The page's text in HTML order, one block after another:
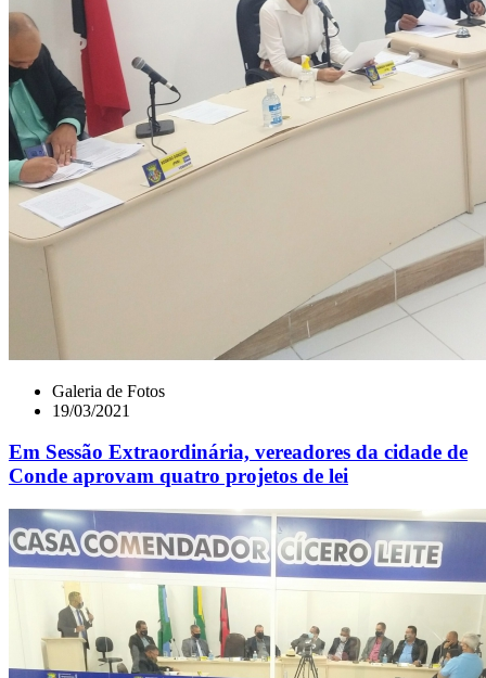
Galeria de Fotos
19/03/2021
Em Sessão Extraordinária, vereadores da cidade de
Conde aprovam quatro projetos de lei